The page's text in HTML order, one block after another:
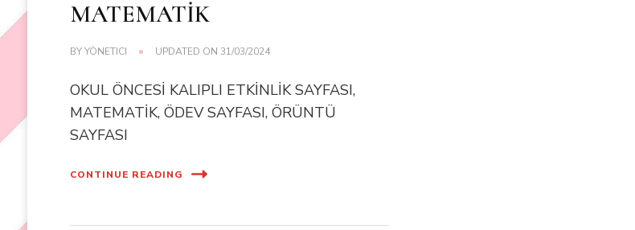
MATEMATİK
BYYÖNETICI UPDATED ON 31/03/2024
OKUL ÖNCESİ KALIPLI ETKİNLİK SAYFASI,
MATEMATİK, ÖDEV SAYFASI, ÖRÜNTÜ
SAYFASI
CONTINUE READING